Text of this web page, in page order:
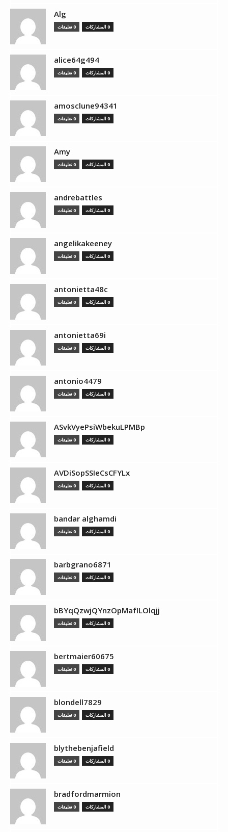
Alg
0 المشاركات 0 تعليقات
alice64g494
0 المشاركات 0 تعليقات
amosclune94341
0 المشاركات 0 تعليقات
Amy
0 المشاركات 0 تعليقات
andrebattles
0 المشاركات 0 تعليقات
angelikakeeney
0 المشاركات 0 تعليقات
antonietta48c
0 المشاركات 0 تعليقات
antonietta69i
0 المشاركات 0 تعليقات
antonio4479
0 المشاركات 0 تعليقات
ASvkVyePsiWbekuLPMBp
0 المشاركات 0 تعليقات
AVDiSopSSIeCsCFYLx
0 المشاركات 0 تعليقات
bandar alghamdi
0 المشاركات 0 تعليقات
barbgrano6871
0 المشاركات 0 تعليقات
bBYqQzwjQYnzOpMafILOlqjj
0 المشاركات 0 تعليقات
bertmaier60675
0 المشاركات 0 تعليقات
blondell7829
0 المشاركات 0 تعليقات
blythebenjafield
0 المشاركات 0 تعليقات
bradfordmarmion
0 المشاركات 0 تعليقات